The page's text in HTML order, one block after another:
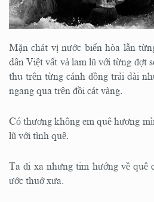
Mặn chát vị nước biển hòa lẫn
dân Việt vất vả lam lũ với từng đợt
thu trên từng cánh đồng trải dài
ngang qua trên đồi cát vàng.
Có thương không em quê hương
lũ với tình quê.
Ta đi xa nhưng tim hướng về quê
ước thuở xưa.